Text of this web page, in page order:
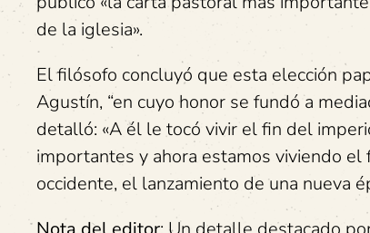
de la iglesia».
El filósofo concluyó que esta elección
Agustín, “en cuyo honor se fundó a
detalló: «A él le tocó vivir el fin del
importantes y ahora estamos viviendo
occidente, el lanzamiento de una nueva